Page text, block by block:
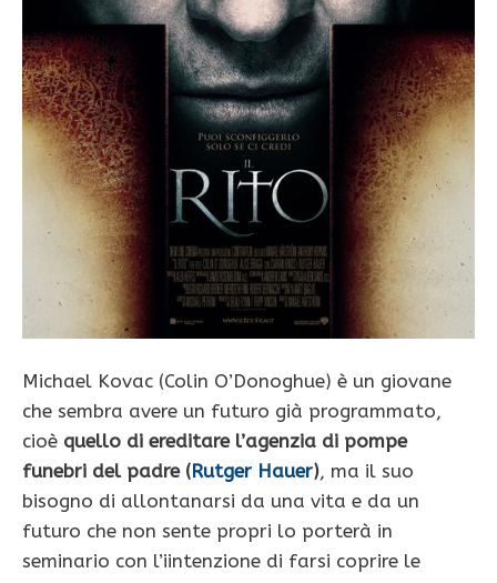
Michael Kovac (Colin O’Donoghue) è un giovane
che sembra avere un futuro già programmato,
cioè quello di ereditare l’agenzia di pompe
funebri del padre (Rutger Hauer), ma il suo
bisogno di allontanarsi da una vita e da un
futuro che non sente propri lo porterà in
seminario con l’iintenzione di farsi coprire le